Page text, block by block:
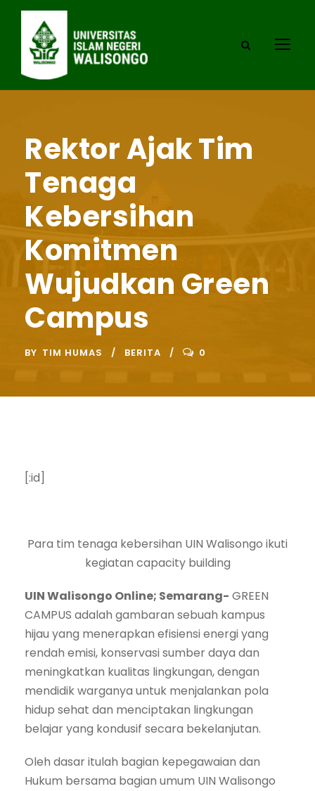
Rektor Ajak Tim
Tenaga
Kebersihan
Komitmen
Wujudkan Green
Campus
BY TIM HUMAS BERITA 0
[:id]
Para tim tenaga kebersihan UIN Walisongo ikuti
kegiatan capacity building
UIN Walisongo Online; Semarang- GREEN
CAMPUS adalah gambaran sebuah kampus
hijau yang menerapkan efisiensi energi yang
rendah emisi, konservasi sumber daya dan
meningkatkan kualitas lingkungan, dengan
mendidik warganya untuk menjalankan pola
hidup sehat dan menciptakan lingkungan
belajar yang kondusif secara bekelanjutan.
Oleh dasar itulah bagian kepegawaian dan
Hukum bersama bagian umum UIN Walisongo